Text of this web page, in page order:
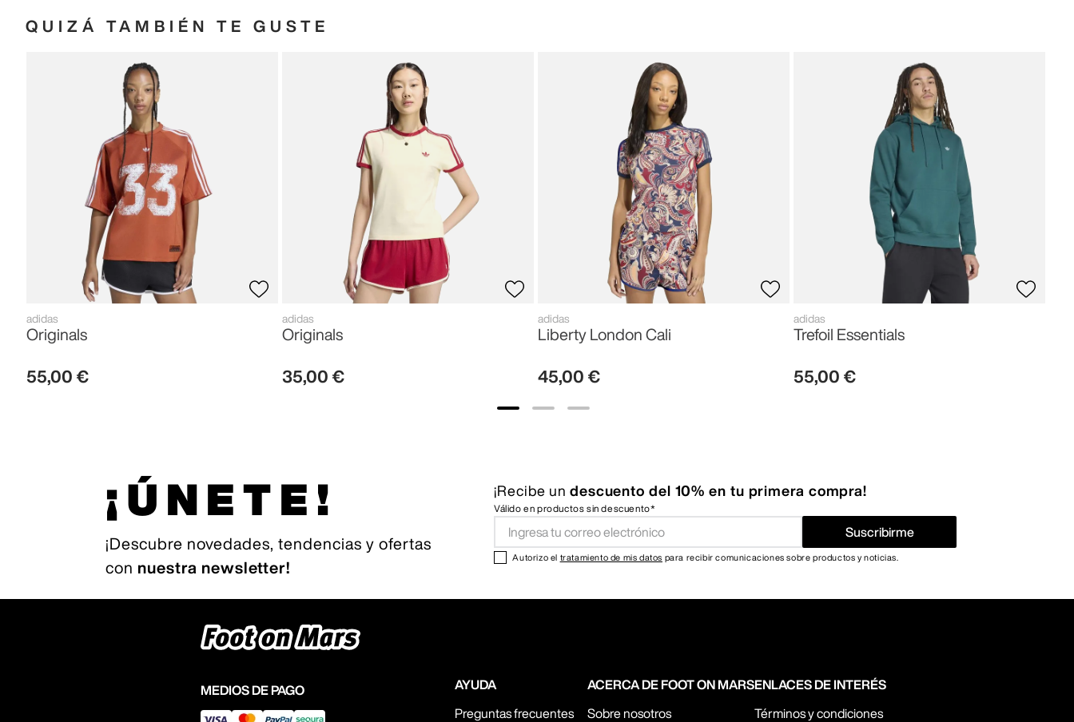
QUIZÁ TAMBIÉN TE GUSTE
adidas
Originals
55,00 €
adidas
Originals
35,00 €
adidas
Liberty London Cali
45,00 €
adidas
Trefoil Essentials
55,00 €
¡ÚNETE!
¡Descubre novedades, tendencias y ofertas
con nuestra newsletter!
¡Recibe un descuento del 10% en tu primera compra!
Válido en productos sin descuento*
Suscribirme
Autorizo el tratamiento de mis datos para recibir comunicaciones sobre productos y noticias.
MEDIOS DE PAGO AYUDA
Preguntas frecuentes
ACERCA DE FOOT ON MARS
Sobre nosotros
ENLACES DE INTERÉS
Términos y condiciones